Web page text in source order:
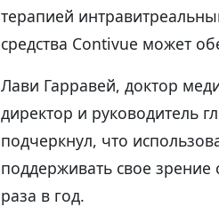
терапией
средства Contivue может
Лави Гарравей, доктор
директор и руководитель
подчеркнул, что
поддерживать свое
раза в год.